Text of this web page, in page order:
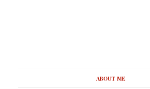
ABOUT ME